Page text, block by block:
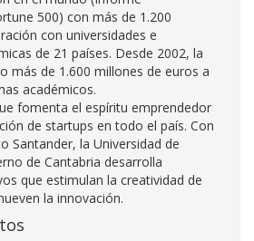
500) con más de 1.200
con universidades e
de 21 países. Desde 2002, la
más de 1.600 millones de euros a
académicos.
fomenta el espíritu emprendedor
de startups en todo el país. Con
Santander, la Universidad de
de Cantabria desarrolla
que estimulan la creatividad de
la innovación.